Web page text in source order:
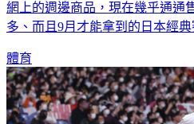
網上的週邊商品，現在幾乎通通
多、而且9月才能拿到的日本經
體育